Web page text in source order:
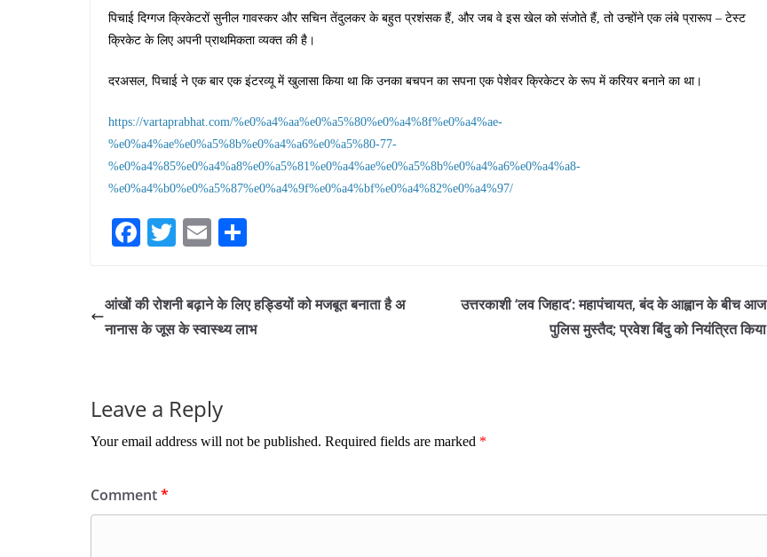
पिचाई दिग्गज क्रिकेटरों सुनील गावस्कर और सचिन तेंदुलकर के बहुत प्रशंसक हैं, और जब वे इस खेल को संजोते हैं, तो उन्होंने एक लंबे प्रारूप – टेस्ट
क्रिकेट के लिए अपनी प्राथमिकता व्यक्त की है।
दरअसल, पिचाई ने एक बार एक इंटरव्यू में खुलासा किया था कि उनका बचपन का सपना एक पेशेवर क्रिकेटर के रूप में करियर बनाने का था।
https://vartaprabhat.com/%e0%a4%aa%e0%a5%80%e0%a4%8f%e0%a4%ae-
%e0%a4%ae%e0%a5%8b%e0%a4%a6%e0%a5%80-77-
%e0%a4%85%e0%a4%a8%e0%a5%81%e0%a4%ae%e0%a5%8b%e0%a4%a6%e0%a4%a8-
%e0%a4%b0%e0%a5%87%e0%a4%9f%e0%a4%bf%e0%a4%82%e0%a4%97/
Fa
bo
ok
T
tte
r
E
ail
re
आंखों की रोशनी बढ़ाने के लिए हड्डियों को मजबूत बनाता है अ
नानास के जूस के स्वास्थ्य लाभ
उत्तरकाशी ‘लव जिहाद’: महापंचायत, बंद के आह्वान के बीच आज
पुलिस मुस्तैद; प्रवेश बिंदु को नियंत्रित किया
Leave a Reply
Your email address will not be published. Required fields are marked *
Comment*